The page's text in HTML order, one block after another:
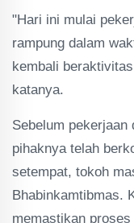
"Hari ini mulai
rampung dalam
kembali
katanya.
Sebelum pekerjaan
pihaknya telah
setempat, tokoh
Bhabinkamtibmas.
memastikan